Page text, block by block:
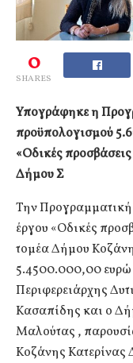
0
SHARES
Υπογράφηκε η
προϋπολογισμού
«Οδικές
Δήμου Σ
Την Προγραμματική
έργου «Οδικές
τομέα Δήμου
5.4500.000,00
Περιφερειάρχης
Κασαπίδης και ο
Μαλούτας ,
Κοζάνης Κατερίνας